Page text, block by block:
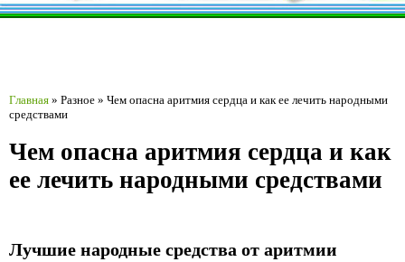
Главная » Разное » Чем опасна аритмия сердца и как ее лечить народными
средствами
Чем опасна аритмия сердца и как
ее лечить народными средствами
Лучшие народные средства от аритмии